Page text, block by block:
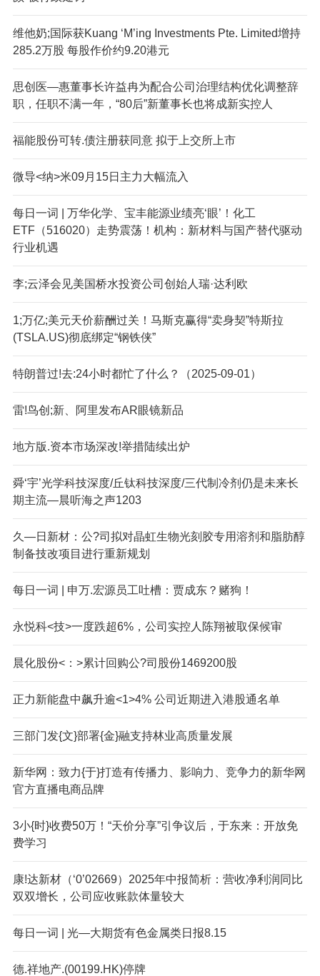
维他奶;国际获Kuang ‘M’ing Investments Pte. Limited增持
285.2万股 每股作价约9.20港元
思创医—惠董事长许益冉为配合公司治理结构优化调整辞
职，任职不满一年，“80后”新董事长也将成新实控人
福能股份可转.债注册获同意 拟于上交所上市
微导<纳>米09月15日主力大幅流入
每日一词 | 万华化学、宝丰能源业绩亮‘眼’！化工
ETF（516020）走势震荡！机构：新材料与国产替代驱动
行业机遇
李;云泽会见美国桥水投资公司创始人瑞·达利欧
1;万亿;美元天价薪酬过关！马斯克赢得“卖身契”特斯拉
(TSLA.US)彻底绑定“钢铁侠”
特朗普过!去:24小时都忙了什么？（2025-09-01）
雷!鸟创;新、阿里发布AR眼镜新品
地方版.资本市场深改!举措陆续出炉
舜‘宇’光学科技深度/丘钛科技深度/三代制冷剂仍是未来长
期主流—晨听海之声1203
久—日新材：公?司拟对晶虹生物光刻胶专用溶剂和脂肪醇
制备技改项目进行重新规划
每日一词 | 申万.宏源员工吐槽：贾成东？赌狗！
永悦科<技>一度跌超6%，公司实控人陈翔被取保候审
晨化股份<：>累计回购公?司股份1469200股
正力新能盘中飙升逾<1>4% 公司近期进入港股通名单
三部门发{文}部署{金}融支持林业高质量发展
新华网：致力{于}打造有传播力、影响力、竞争力的新华网
官方直播电商品牌
3小{时}收费50万！“天价分享”引争议后，于东来：开放免
费学习
康!达新材（‘0’02669）2025年中报简析：营收净利润同比
双双增长，公司应收账款体量较大
每日一词 | 光—大期货有色金属类日报8.15
德.祥地产.(00199.HK)停牌